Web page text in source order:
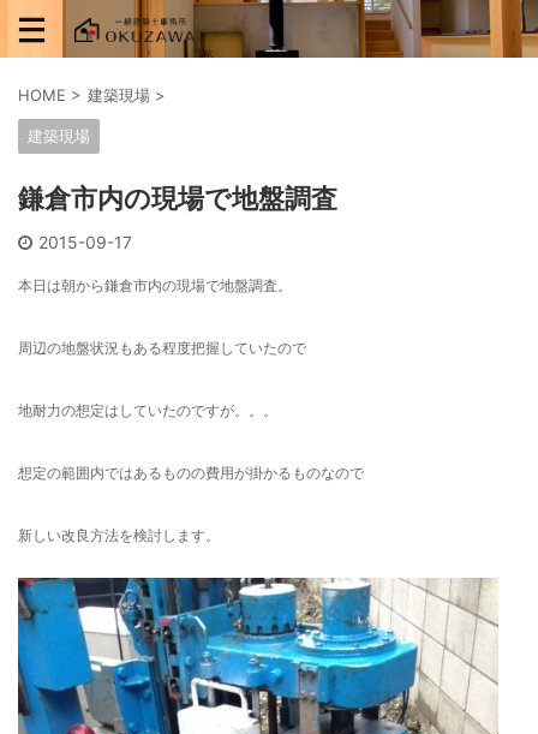
HOME > 建築現場 >
建築現場
鎌倉市内の現場で地盤調査
2015-09-17
本日は朝から鎌倉市内の現場で地盤調査。
周辺の地盤状況もある程度把握していたので
地耐力の想定はしていたのですが。。。
想定の範囲内ではあるものの費用が掛かるものなので
新しい改良方法を検討します。